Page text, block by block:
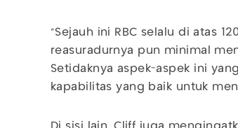
“Sejauh ini RBC selalu di atas
reasuradurnya pun minimal
Setidaknya aspek-aspek ini
kapabilitas yang baik untuk